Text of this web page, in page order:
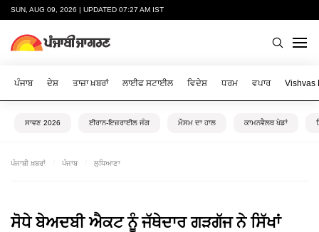
SUN, AUG 09, 2026 | UPDATED 07:27 AM IST
ਪੰਜਾਬ ਦੇਸ਼ ਤਾਜ਼ਾ ਖ਼ਬਰਾਂ ਲਾਈਫ ਸਟਾਈਲ ਵਿਦੇਸ਼ ਧਰਮ ਵਪਾਰ Vishvas
ਸਾਵਣ 2026 ਈਰਾਨ-ਇਜ਼ਰਾਈਲ ਜੰਗ ਮੌਸਮ ਦਾ ਹਾਲ ਕਾਮਨਵੈਲਥ ਖੇਡਾਂ
ਪੰਜਾਬੀ ਖ਼ਬਰਾਂ ਪੰਜਾਬ ਲੁਧਿਆਣਾ
ਸੋਧੇ ਬੇਅਦਬੀ ਐਕਟ ਨੂੰ ਜੱਥੇਦਾਰ ਗੜਗੱਜ ਨੇ ਸਿੱਖਾਂ